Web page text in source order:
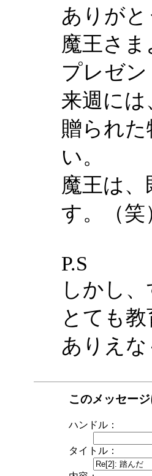
ありが
魔王さ
プレゼ
来週に
贈られ
い。
魔王は
す。（笑
P.S
しかし
とても
ありえな
このメッセー
ハンドル：
タイトル：